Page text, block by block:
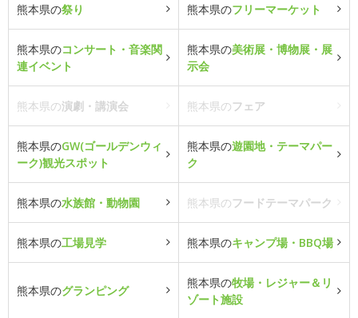
熊本県の祭り 熊本県のフリーマーケット
熊本県のコンサート・音楽関
連イベント
熊本県の美術展・博物展・展
示会
熊本県の演劇・講演会 熊本県のフェア
熊本県のGW(ゴールデンウィ
ーク)観光スポット
熊本県の遊園地・テーマパー
ク
熊本県の水族館・動物園 熊本県のフードテーマパーク
熊本県の工場見学 熊本県のキャンプ場・BBQ場
熊本県のグランピング
熊本県の牧場・レジャー＆リ
ゾート施設